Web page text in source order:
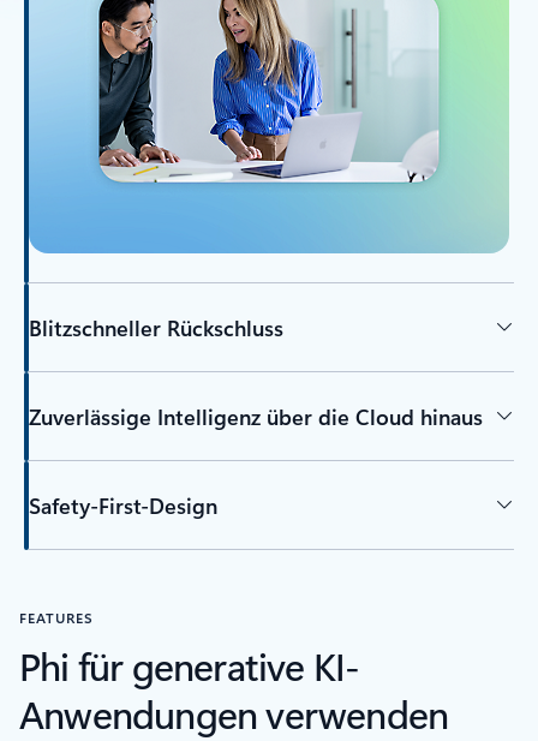
Blitzschneller Rückschluss
Zuverlässige Intelligenz über die Cloud hinaus
Safety-First-Design
FEATURES
Phi für generative KI-
Anwendungen verwenden